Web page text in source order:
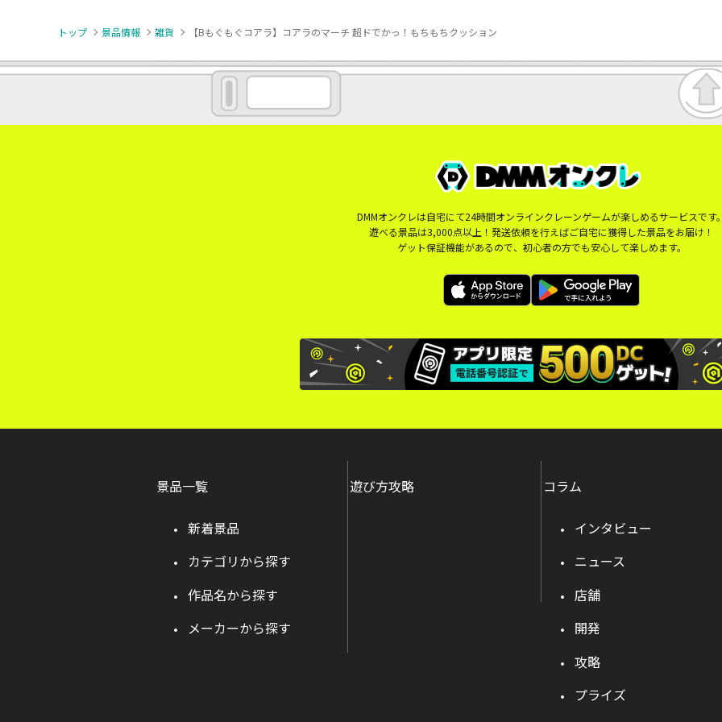
トップ 景品情報 雑貨 【Bもぐもぐコアラ】コアラのマーチ 超ドでかっ！もちもちクッション
DMMオンクレは自宅にて24時間オンラインクレーンゲームが楽しめるサービスです
遊べる景品は3,000点以上！発送依頼を行えばご自宅に獲得した景品をお届け！
ゲット保証機能があるので、初心者の方でも安心して楽しめます。
景品一覧
新着景品
カテゴリから探す
作品名から探す
メーカーから探す
遊び方攻略 コラム
インタビュー
ニュース
店舗
開発
攻略
プライズ